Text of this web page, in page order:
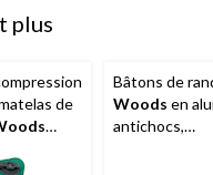
plus
de
Bâtons de
Woods en
antichocs,